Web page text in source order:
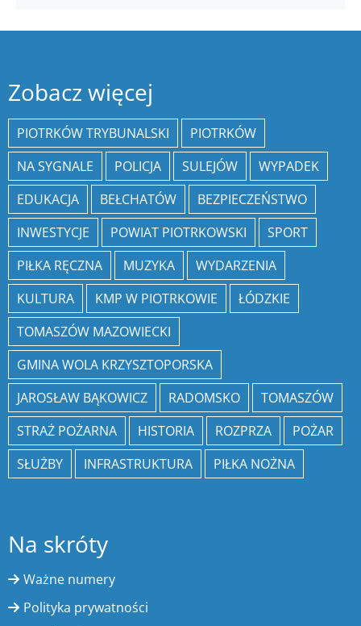
Zobacz więcej
PIOTRKÓW TRYBUNALSKI
PIOTRKÓW
NA SYGNALE
POLICJA SULEJÓW
WYPADEK
EDUKACJA
BEŁCHATÓW
BEZPIECZEŃSTWO
INWESTYCJE
POWIAT PIOTRKOWSKI
SPORT
PIŁKA RĘCZNA
MUZYKA
WYDARZENIA
KULTURA
KMP W PIOTRKOWIE
ŁÓDZKIE
TOMASZÓW MAZOWIECKI
GMINA WOLA KRZYSZTOPORSKA
JAROSŁAW BĄKOWICZ
RADOMSKO
TOMASZÓW
STRAŻ POŻARNA
HISTORIA ROZPRZA
POŻAR
SŁUŻBY
INFRASTRUKTURA PIŁKA NOŻNA
Na skróty
Ważne numery
Polityka prywatności